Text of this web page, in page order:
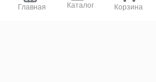
Главная Каталог Корзина